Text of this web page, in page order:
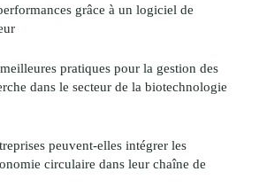
grâce à un logiciel de
pratiques pour la gestion des
dans le secteur de la biotechnologie
peuvent-elles intégrer les
circulaire dans leur chaîne de